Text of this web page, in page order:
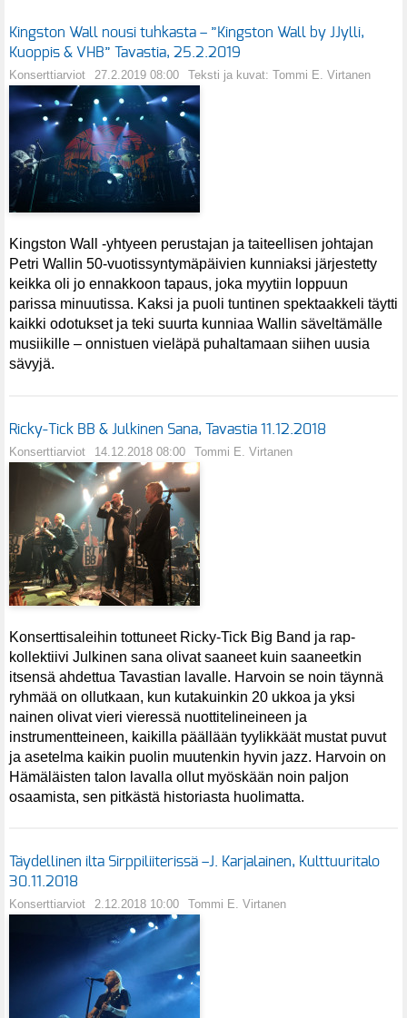
Kingston Wall nousi tuhkasta – ”Kingston Wall by JJylli,
Kuoppis & VHB” Tavastia, 25.2.2019
Konserttiarviot 27.2.2019 08:00 Teksti ja kuvat: Tommi E. Virtanen
Kingston Wall -yhtyeen perustajan ja taiteellisen johtajan
Petri Wallin 50-vuotissyntymäpäivien kunniaksi järjestetty
keikka oli jo ennakkoon tapaus, joka myytiin loppuun
parissa minuutissa. Kaksi ja puoli tuntinen spektaakkeli täytti
kaikki odotukset ja teki suurta kunniaa Wallin säveltämälle
musiikille – onnistuen vieläpä puhaltamaan siihen uusia
sävyjä.
Ricky-Tick BB & Julkinen Sana, Tavastia 11.12.2018
Konserttiarviot 14.12.2018 08:00 Tommi E. Virtanen
Konserttisaleihin tottuneet Ricky-Tick Big Band ja rap-
kollektiivi Julkinen sana olivat saaneet kuin saaneetkin
itsensä ahdettua Tavastian lavalle. Harvoin se noin täynnä
ryhmää on ollutkaan, kun kutakuinkin 20 ukkoa ja yksi
nainen olivat vieri vieressä nuottitelineineen ja
instrumentteineen, kaikilla päällään tyylikkäät mustat puvut
ja asetelma kaikin puolin muutenkin hyvin jazz. Harvoin on
Hämäläisten talon lavalla ollut myöskään noin paljon
osaamista, sen pitkästä historiasta huolimatta.
Täydellinen ilta Sirppiliiterissä –J. Karjalainen, Kulttuuritalo
30.11.2018
Konserttiarviot 2.12.2018 10:00 Tommi E. Virtanen